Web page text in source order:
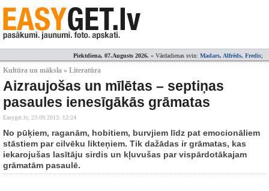
Piektdiena, 07.Augusts 2026. » Vārdadienas svin: Madars, Alfrēds, Fredis;
Kultūra un māksla » Literatūra
Aizraujošas un mīlētas – septiņas
pasaules ienesīgākās grāmatas
Easyget.lv, 23.09.2013. 12:24
No pūķiem, raganām, hobitiem, burvjiem līdz pat emocionāliem
stāstiem par cilvēku likteņiem. Tik dažādas ir grāmatas, kas
iekarojušas lasītāju sirdis un kļuvušas par vispārdotākajam
grāmatām pasaulē.